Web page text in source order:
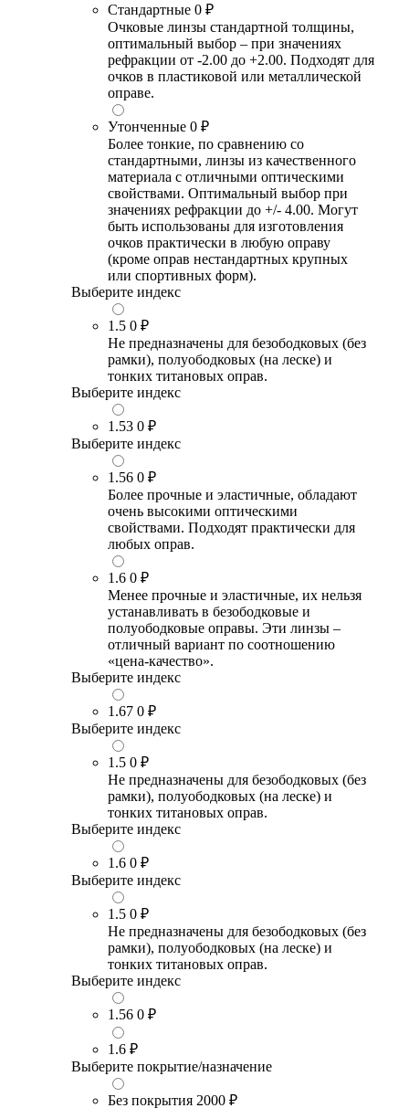
Стандартные 0 ₽
Очковые линзы стандартной толщины,
оптимальный выбор – при значениях
рефракции от -2.00 до +2.00. Подходят для
очков в пластиковой или металлической
оправе.
Утонченные 0 ₽
Более тонкие, по сравнению со
стандартными, линзы из качественного
материала с отличными оптическими
свойствами. Оптимальный выбор при
значениях рефракции до +/- 4.00. Могут
быть использованы для изготовления
очков практически в любую оправу
(кроме оправ нестандартных крупных
или спортивных форм).
Выберите индекс
1.5 0 ₽
Не предназначены для безободковых (без
рамки), полуободковых (на леске) и
тонких титановых оправ.
Выберите индекс
1.53 0 ₽
Выберите индекс
1.56 0 ₽
Более прочные и эластичные, обладают
очень высокими оптическими
свойствами. Подходят практически для
любых оправ.
1.6 0 ₽
Менее прочные и эластичные, их нельзя
устанавливать в безободковые и
полуободковые оправы. Эти линзы –
отличный вариант по соотношению
«цена-качество».
Выберите индекс
1.67 0 ₽
Выберите индекс
1.5 0 ₽
Не предназначены для безободковых (без
рамки), полуободковых (на леске) и
тонких титановых оправ.
Выберите индекс
1.6 0 ₽
Выберите индекс
1.5 0 ₽
Не предназначены для безободковых (без
рамки), полуободковых (на леске) и
тонких титановых оправ.
Выберите индекс
1.56 0 ₽
1.6 ₽
Выберите покрытие/назначение
Без покрытия 2000 ₽